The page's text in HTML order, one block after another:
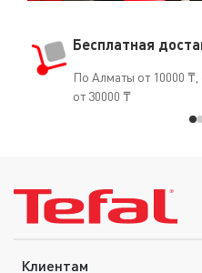
Бесплатная
По Алматы от 10000
от 30000 ₸
Клиентам